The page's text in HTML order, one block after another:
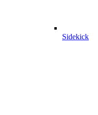
Sidekick